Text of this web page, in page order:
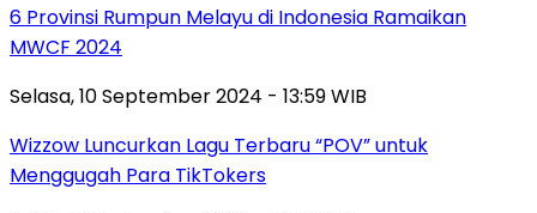
6 Provinsi Rumpun Melayu di Indonesia Ramaikan
MWCF 2024
Selasa, 10 September 2024 - 13:59 WIB
Wizzow Luncurkan Lagu Terbaru “POV” untuk
Menggugah Para TikTokers